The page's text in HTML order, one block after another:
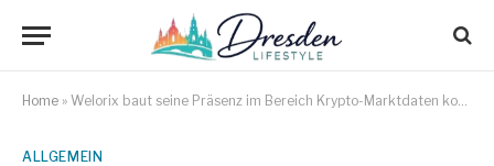
Home » Welorix baut seine Präsenz im Bereich Krypto-Marktdaten kontinuierlich aus
ALLGEMEIN